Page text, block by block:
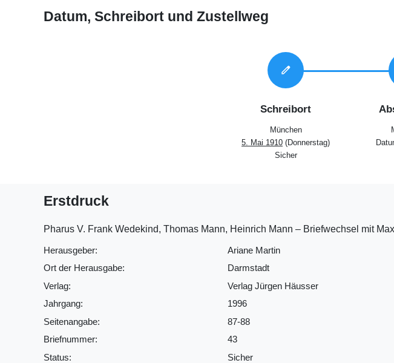
Datum, Schreibort und Zustellweg
edit
Schreibort
München
5. Mai 1910 (Donnerstag)
Sicher
Erstdruck
Pharus V. Frank Wedekind, Thomas Mann, Heinrich Mann – Briefwechsel mit
Herausgeber:
Ariane Martin
Ort der Herausgabe:
Darmstadt
Verlag:
Verlag Jürgen Häusser
Jahrgang:
1996
Seitenangabe:
87-88
Briefnummer:
43
Status:
Sicher